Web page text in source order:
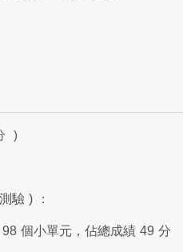
)
驗 ) ：
98 個小單元，佔總成績 49 分